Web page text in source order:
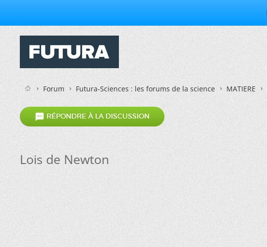
Forum Futura-Sciences : les forums de la science MATIERE
 RÉPONDRE À LA DISCUSSION
Lois de Newton